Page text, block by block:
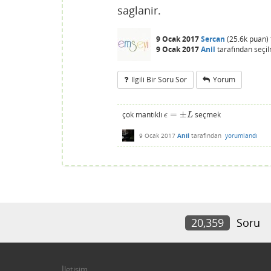
saglanir.
9 Ocak 2017Sercan (25.6k puan)
9 Ocak 2017Anil tarafından
Ilgili Bir Soru Sor Yorum
çok mantıklı ϵ = ±L
ϵ=±L seçmek
9 Ocak 2017 Anil tarafından yorumlandı
20,359 Soru